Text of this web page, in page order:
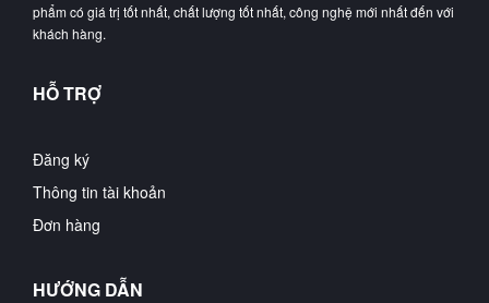
phẩm có giá trị tốt nhất, chất lượng tốt nhất, công nghệ mới nhất đến với
khách hàng.
HỖ TRỢ
Đăng ký
Thông tin tài khoản
Đơn hàng
HƯỚNG DẪN